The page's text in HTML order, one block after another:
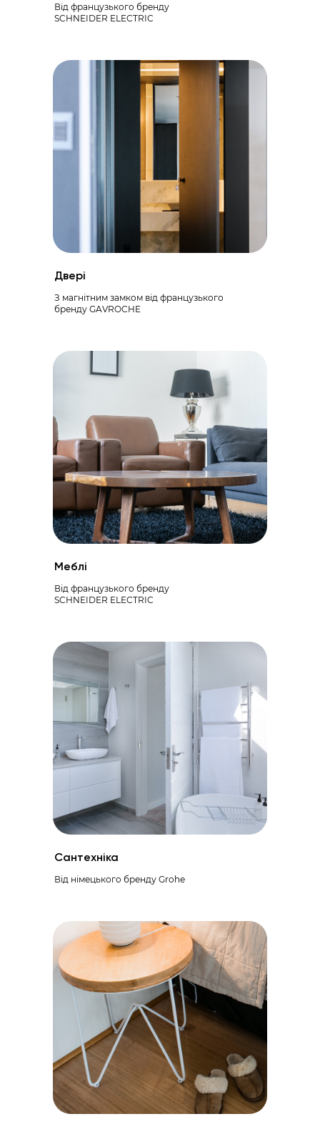
Двері
З магнітним замком від французького
бренду GAVROCHE
Від французького бренду
SCHNEIDER ELECTRIC
Меблі
Від французького бренду
SCHNEIDER ELECTRIC
Сантехніка
Від німецького бренду Grohe